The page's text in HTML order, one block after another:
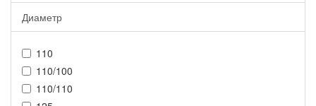
Диаметр
110
110/100
110/110